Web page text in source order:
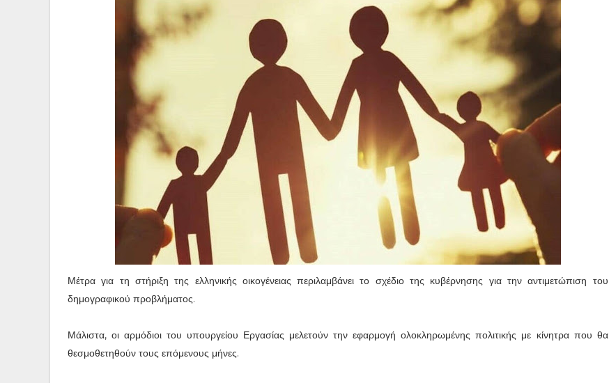
Μέτρα για τη στήριξη της ελληνικής οικογένειας περιλαμβάνει το σχέδιο της κυβέρνησης για την αντιμετώπιση του
δημογραφικού προβλήματος.
Μάλιστα, οι αρμόδιοι του υπουργείου Εργασίας μελετούν την εφαρμογή ολοκληρωμένης πολιτικής με κίνητρα που θα
θεσμοθετηθούν τους επόμενους μήνες.